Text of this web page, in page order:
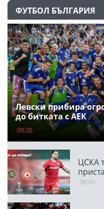
ФУТБОЛ БЪЛГАРИЯ
Левски прибира
до битката с АЕК
09:26
ЦСКА
08:00